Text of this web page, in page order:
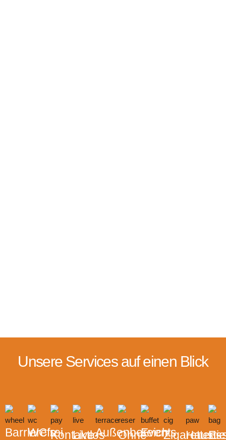
Unsere Services auf einen Blick
Barrierefrei
WC’sKontaktlos
Live-Außenbereich
OhneEventsZigaretten-